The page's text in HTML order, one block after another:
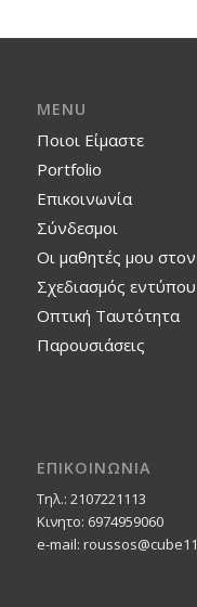
MENU
Ποιοι Είμαστε
Portfolio
Επικοινωνία
Σύνδεσμοι
Οι μαθητές μου
Σχεδιασμός εντύπου
Οπτική Ταυτότητα
Παρουσιάσεις
ΕΠΙΚΟΙΝΩΝΙΑ
Τηλ.: 2107221113
Κινητο: 6974959060
e-mail: